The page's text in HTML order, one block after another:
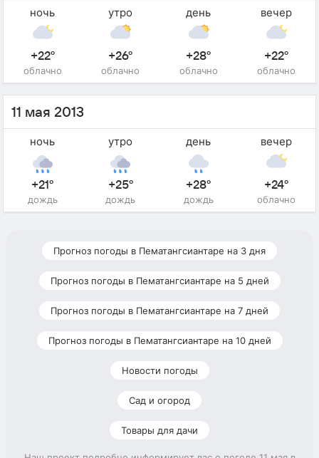
ночь
+22°
облачно
утро
+26°
облачно
день
+28°
облачно
вечер
+22°
облачно
11 мая 2013
ночь
+21°
дождь
утро
+25°
дождь
день
+28°
дождь
вечер
+24°
облачно
Прогноз погоды в Пематангсиантаре на 3 дня
Прогноз погоды в Пематангсиантаре на 5 дней
Прогноз погоды в Пематангсиантаре на 7 дней
Прогноз погоды в Пематангсиантаре на 10 дней
Новости погоды
Сад и огород
Товары для дачи